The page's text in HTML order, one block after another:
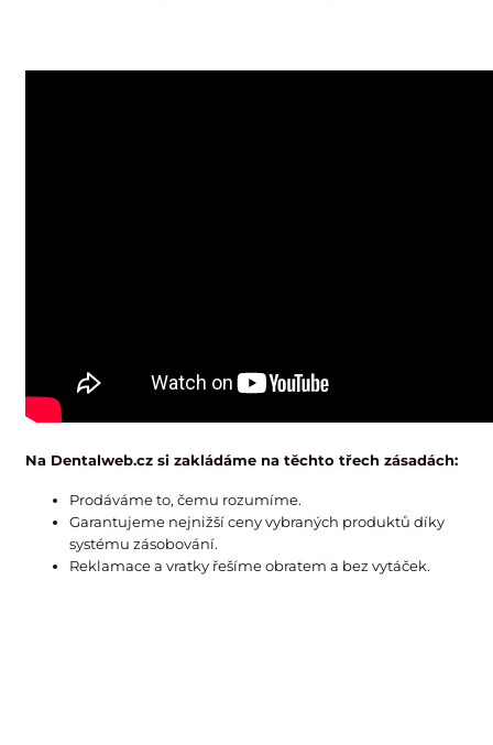
Na Dentalweb.cz si zakládáme na těchto třech zásadách:
Prodáváme to, čemu rozumíme.
Garantujeme nejnižší ceny vybraných produktů díky
systému zásobování.
Reklamace a vratky řešíme obratem a bez vytáček.